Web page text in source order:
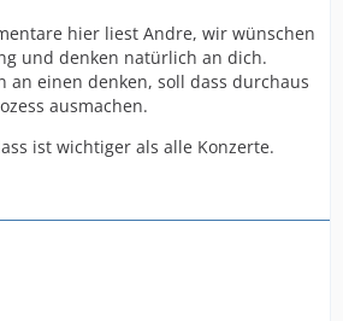
hier liest Andre, wir wünschen
und denken natürlich an dich.
an einen denken, soll dass durchaus
ausmachen.
ist wichtiger als alle Konzerte.